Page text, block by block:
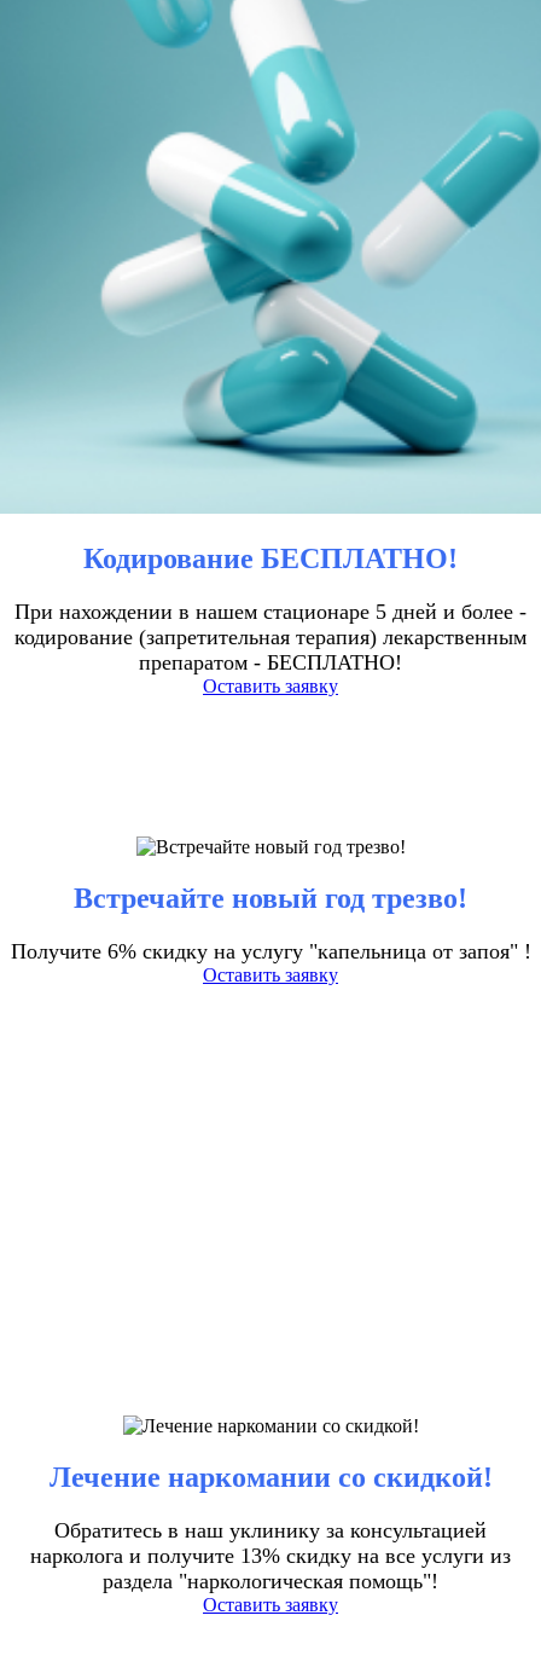
Кодирование БЕСПЛАТНО!
При нахождении в нашем стационаре 5 дней и более -
кодирование (запретительная терапия) лекарственным
препаратом - БЕСПЛАТНО!
Оставить заявку
Встречайте новый год трезво!
Получите 6% скидку на услугу "капельница от запоя" !
Оставить заявку
Лечение наркомании со скидкой!
Обратитесь в наш уклинику за консультацией
нарколога и получите 13% скидку на все услуги из
раздела "наркологическая помощь"!
Оставить заявку